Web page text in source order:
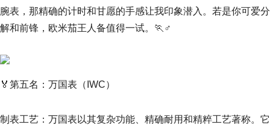
腕表，那精确的计时和甘愿的手感让我印象潜入。若是你可爱分
解和前锋，欧米茄王人备值得一试。🏃♂
🏅第五名：万国表（IWC）
制表工艺：万国表以其复杂功能、精确耐用和精粹工艺著称。它